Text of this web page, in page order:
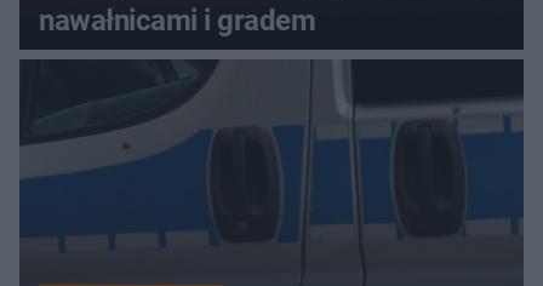
nawałnicami i gradem